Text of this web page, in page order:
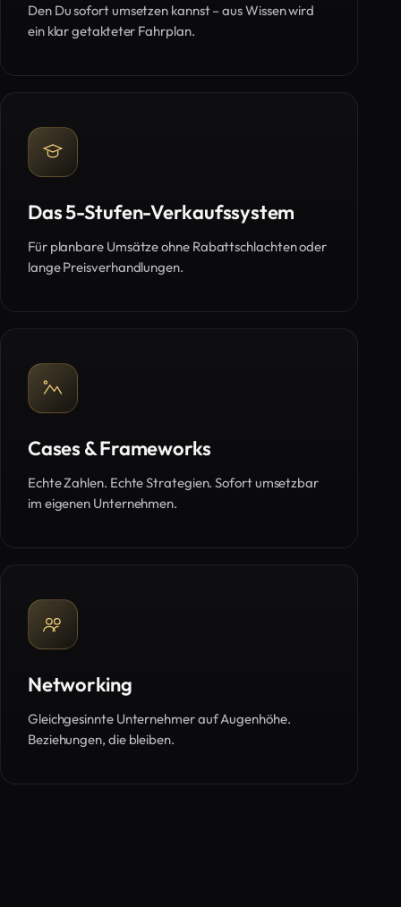
Den Du sofort umsetzen kannst – aus Wissen wird
ein klar getakteter Fahrplan.
Das 5-Stufen-Verkaufssystem
Für planbare Umsätze ohne Rabattschlachten oder
lange Preisverhandlungen.
Cases & Frameworks
Echte Zahlen. Echte Strategien. Sofort umsetzbar
im eigenen Unternehmen.
Networking
Gleichgesinnte Unternehmer auf Augenhöhe.
Beziehungen, die bleiben.